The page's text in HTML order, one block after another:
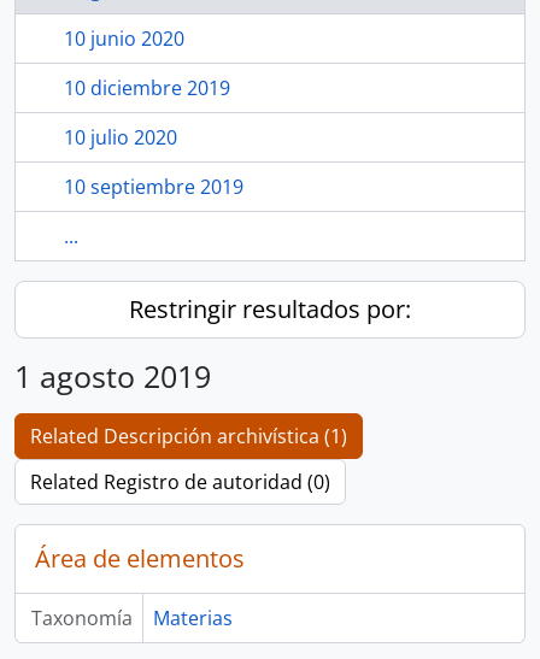
10 junio 2020
10 diciembre 2019
10 julio 2020
10 septiembre 2019
...
Restringir resultados por:
1 agosto 2019
Related Descripción archivística (1)
Related Registro de autoridad (0)
Área de elementos
Taxonomía Materias